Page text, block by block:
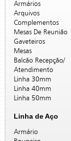
Armários
Arquivos
Complementos
Mesas De Reunião
Gaveteiros
Mesas
Balcão Recepção/
Atendimento
Linha 30mm
Linha 40mm
Linha 50mm
Linha de Aço
Armário